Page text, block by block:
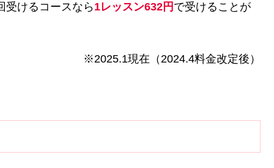
受けるコースなら1レッスン632円 で受けることが
※2025.1現在（2024.4料金改定後）